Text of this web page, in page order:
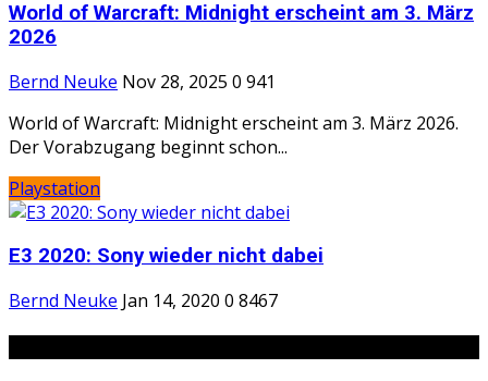
World of Warcraft: Midnight erscheint am 3. März
2026
Bernd Neuke Nov 28, 2025 0 941
World of Warcraft: Midnight erscheint am 3. März 2026.
Der Vorabzugang beginnt schon...
Playstation
E3 2020: Sony wieder nicht dabei
Bernd Neuke Jan 14, 2020 0 8467